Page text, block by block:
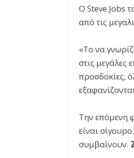
Ο Steve Jobs
από τις
«Το να
στις μεγάλες
προσδοκίες,
Την επόμενη
είναι
συμβαίνουν.